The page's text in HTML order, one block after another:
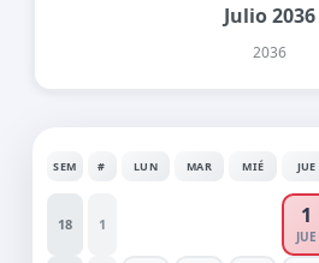
Julio 2036
2036
SEM # LUN MAR MIÉ JUE
18 1 1
JUE